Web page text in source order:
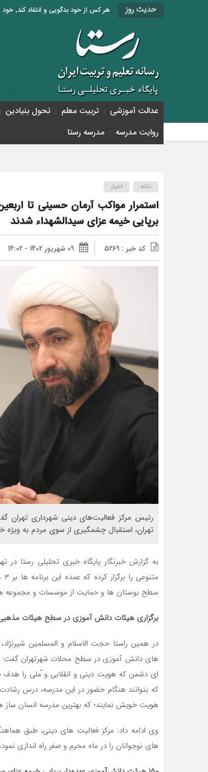
حدیث روز هر کس از خود بدگویی و انتقاد کند٬ خود را اصلاح کرده و هر کس خودستایی نماید٬ پس به تحقیق خویش را تباه نموده است. «امام علی (ع)»
عدالت آموزشی تربیت معلم تحول بنیادین
روایت مدرسه
مدرسه رستا
خانه اخبار
برپایی خیمه عزای سید‌الشهداء شدند
کد خبر : 5269 09 شهریور 1402 - 14:02
رئیس مرکز فعالیت‌های دینی شهرداری
تهران، استقبال چشمگیری از سوی مردم به ویژه
سطح بوستان ها و حمایت از موسسات و مجموعه
برگزاری هیئات دانش آموزی در سطح هیئات
در همین راستا حجت الاسلام و المسلمین
های دانش آموزی در سطح محلات شهرتهران گفت:
ای دشمن که هویت دینی و انقلابی و ّملی را
که بتوانند هنگام حضور در این مدرسه، درس
هویت خویش نمایند؛ که بهترین مدرسه انسان
وی ادامه داد: مرکز فعالیت های دینی، طبق
های نوجوانان را در ماه محرم و صفر راه اندازی